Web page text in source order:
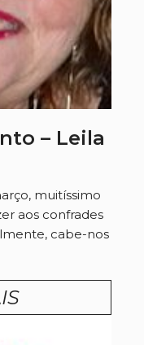
– Leila
muitíssimo
aos confrades
cabe-nos